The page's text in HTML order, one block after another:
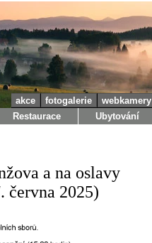
akce fotogalerie
webkamery
Restaurace Ubytování
a na oslavy
června 2025)